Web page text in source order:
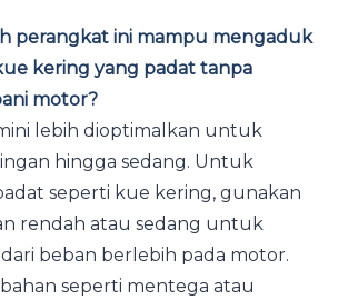
perangkat ini mampu mengaduk
kering yang padat tanpa
motor?
lebih dioptimalkan untuk
hingga sedang. Untuk
seperti kue kering, gunakan
rendah atau sedang untuk
beban berlebih pada motor.
seperti mentega atau